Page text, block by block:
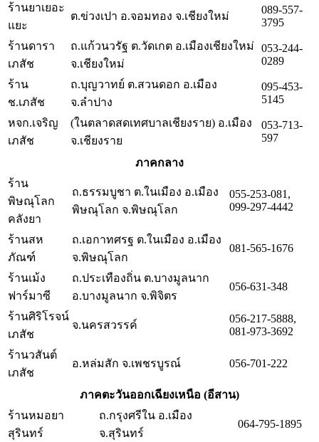
ร้านยาเยอะ
แยะ
ต.ข่วงเปา อ.จอมทอง จ.เชียงใหม่
089-557-
3795
ร้านดารา
เภสัช
ถ.แก้วนวรัฐ ต.วัดเกต อ.เมืองเชียงใหม่
จ.เชียงใหม่
053-244-
0289
ร้าน
ช.เภสัช
ถ.บุญวาทย์ ต.สวนดอก อ.เมือง
จ.ลำปาง
095-453-
5145
หจก.เจริญ
เภสัช
(ในตลาดสดเทศบาลเชียงราย) อ.เมือง
จ.เชียงราย
053-713-
597
ภาคกลาง
ร้าน
พิษณุโลก
คลังยา
ถ.ธรรมบูชา ต.ในเมือง อ.เมือง
พิษณุโลก จ.พิษณุโลก
055-253-081,
099-297-4442
ร้านสห
ภัณฑ์
ถ.เอกาทศรฐ ต.ในเมือง อ.เมือง
จ.พิษณุโลก
081-565-1676
ร้านเม้ง
ฟาร์มาซี
ถ.ประเทืองถิ่น ต.บางมูลนาก
อ.บางมูลนาก จ.พิจิตร
056-631-348
ร้านศิริโรจน์
เภสัช
จ.นครสวรรค์
056-217-5888,
081-973-3692
ร้านวสันต์
เภสัช
อ.หล่มสัก จ.เพชรบูรณ์ 056-701-222
ภาคตะวันออกเฉียงเหนือ (อีสาน)
ร้านหมอยา
สุรินทร์
ถ.กรุงศรีใน อ.เมือง
จ.สุรินทร์
064-795-1895